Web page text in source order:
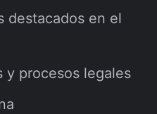
destacados en el
y procesos legales